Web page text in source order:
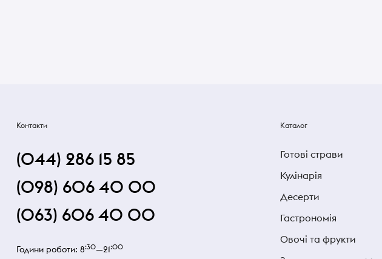
Контакти
(044) 286 15 85
(098) 606 40 00
(063) 606 40 00
Години роботи: 8:30—21:00
Каталог
Готові страви
Кулінарія
Десерти
Гастрономія
Овочі та фрукти